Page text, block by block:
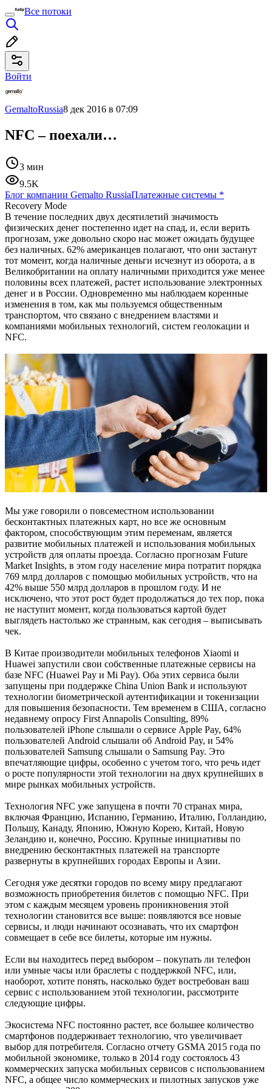
Все потоки
Войти
GemaltoRussia8 дек 2016 в 07:09
NFC – поехали…
3 мин
9.5K
Блог компании Gemalto RussiaПлатежные системы *
Recovery Mode
В течение последних двух десятилетий значимость
физических денег постепенно идет на спад, и, если верить
прогнозам, уже довольно скоро нас может ожидать будущее
без наличных. 62% американцев полагают, что они застанут
тот момент, когда наличные деньги исчезнут из оборота, а в
Великобритании на оплату наличными приходится уже менее
половины всех платежей, растет использование электронных
денег и в России. Одновременно мы наблюдаем коренные
изменения в том, как мы пользуемся общественным
транспортом, что связано с внедрением властями и
компаниями мобильных технологий, систем геолокации и
NFC.
Мы уже говорили о повсеместном использовании
бесконтактных платежных карт, но все же основным
фактором, способствующим этим переменам, является
развитие мобильных платежей и использования мобильных
устройств для оплаты проезда. Согласно прогнозам Future
Market Insights, в этом году население мира потратит порядка
769 млрд долларов с помощью мобильных устройств, что на
42% выше 550 млрд долларов в прошлом году. И не
исключено, что этот рост будет продолжаться до тех пор, пока
не наступит момент, когда пользоваться картой будет
выглядеть настолько же странным, как сегодня – выписывать
чек.
В Китае производители мобильных телефонов Xiaomi и
Huawei запустили свои собственные платежные сервисы на
базе NFC (Huawei Pay и Mi Pay). Оба этих сервиса были
запущены при поддержке China Union Bank и используют
технологии биометрической аутентификации и токенизации
для повышения безопасности. Тем временем в США, согласно
недавнему опросу First Annapolis Consulting, 89%
пользователей iPhone слышали о сервисе Apple Pay, 64%
пользователей Android слышали об Android Pay, и 54%
пользователей Samsung слышали о Samsung Pay. Это
впечатляющие цифры, особенно с учетом того, что речь идет
о росте популярности этой технологии на двух крупнейших в
мире рынках мобильных устройств.
Технология NFC уже запущена в почти 70 странах мира,
включая Францию, Испанию, Германию, Италию, Голландию,
Польшу, Канаду, Японию, Южную Корею, Китай, Новую
Зеландию и, конечно, Россию. Крупные инициативы по
внедрению бесконтактных платежей на транспорте
развернуты в крупнейших городах Европы и Азии.
Сегодня уже десятки городов по всему миру предлагают
возможность приобретения билетов с помощью NFC. При
этом с каждым месяцем уровень проникновения этой
технологии становится все выше: появляются все новые
сервисы, и люди начинают осознавать, что их смартфон
совмещает в себе все билеты, которые им нужны.
Если вы находитесь перед выбором – покупать ли телефон
или умные часы или браслеты с поддержкой NFC, или,
наоборот, хотите понять, насколько будет востребован ваш
сервис с использованием этой технологии, рассмотрите
следующие цифры.
Экосистема NFC постоянно растет, все большее количество
смартфонов поддерживает технологию, что увеличивает
выбор для потребителя. Согласно отчету GSMA 2015 года по
мобильной экономике, только в 2014 году состоялось 43
коммерческих запуска мобильных сервисов с использованием
NFC, а общее число коммерческих и пилотных запусков уже